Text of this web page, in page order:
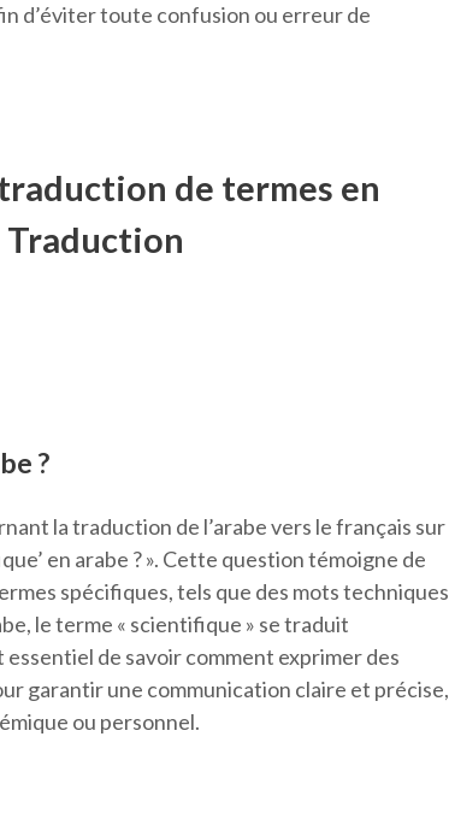
d’éviter toute confusion ou erreur de
de termes en
Traduction
?
la traduction de l’arabe vers le français sur
en arabe ? ». Cette question témoigne de
spécifiques, tels que des mots techniques
le terme « scientifique » se traduit
garantir une communication claire et précise,
ou personnel.